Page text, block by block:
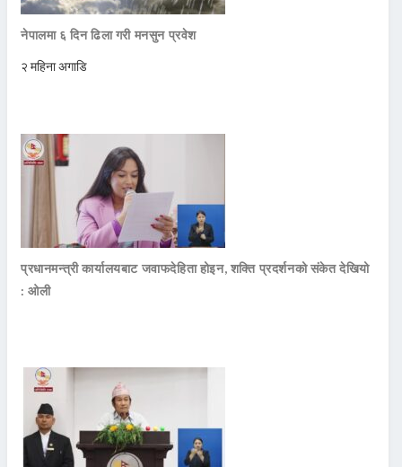
नेपालमा ६ दिन ढिला गरी मनसुन प्रवेश
२ महिना अगाडि
प्रधानमन्त्री कार्यालयबाट जवाफदेहिता होइन, शक्ति प्रदर्शनको संकेत देखियो
: ओली